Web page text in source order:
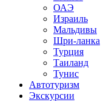
ОАЭ
Израиль
Мальдивы
Шри-ланка
Турция
Таиланд
Тунис
Автотуризм
Экскурсии